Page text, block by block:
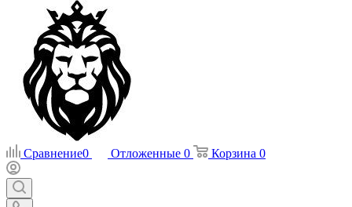
Сравнение0 Отложенные 0 Корзина 0